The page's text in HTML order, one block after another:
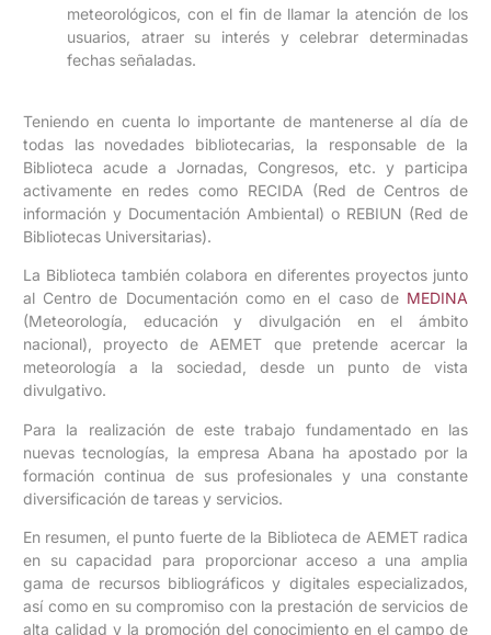
meteorológicos, con el fin de llamar la atención de los
usuarios, atraer su interés y celebrar determinadas
fechas señaladas.
Teniendo en cuenta lo importante de mantenerse al día de
todas las novedades bibliotecarias, la responsable de la
Biblioteca acude a Jornadas, Congresos, etc. y participa
activamente en redes como RECIDA (Red de Centros de
información y Documentación Ambiental) o REBIUN (Red de
Bibliotecas Universitarias).
La Biblioteca también colabora en diferentes proyectos junto
al Centro de Documentación como en el caso de MEDINA
(Meteorología, educación y divulgación en el ámbito
nacional), proyecto de AEMET que pretende acercar la
meteorología a la sociedad, desde un punto de vista
divulgativo.
Para la realización de este trabajo fundamentado en las
nuevas tecnologías, la empresa Abana ha apostado por la
formación continua de sus profesionales y una constante
diversificación de tareas y servicios.
En resumen, el punto fuerte de la Biblioteca de AEMET radica
en su capacidad para proporcionar acceso a una amplia
gama de recursos bibliográficos y digitales especializados,
así como en su compromiso con la prestación de servicios de
alta calidad y la promoción del conocimiento en el campo de